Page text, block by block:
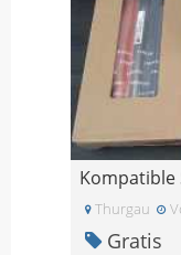
Thurgau
Gratis